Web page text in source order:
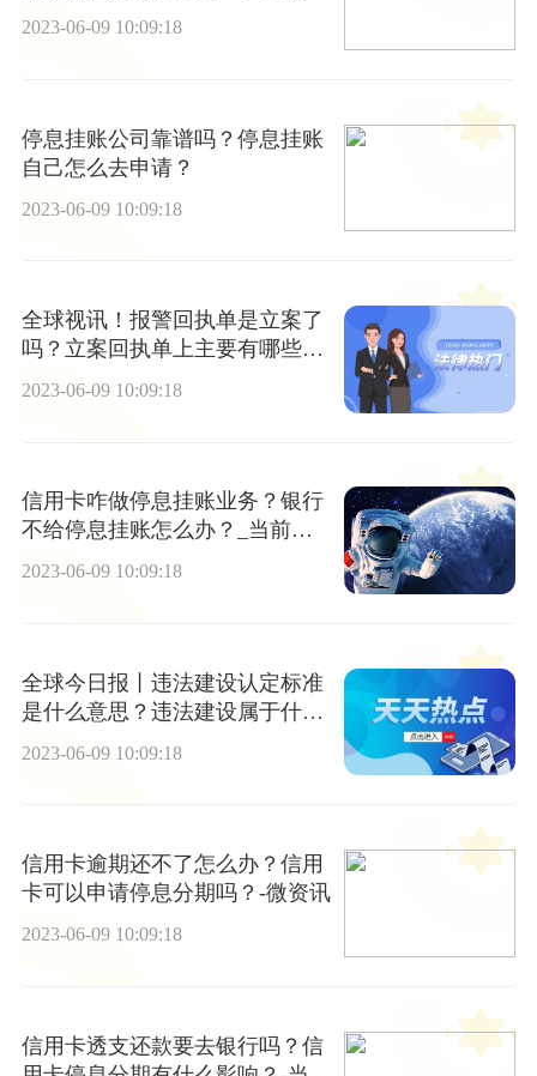
态
2023-06-09 10:09:18
停息挂账公司靠谱吗？停息挂账
自己怎么去申请？
2023-06-09 10:09:18
全球视讯！报警回执单是立案了
吗？立案回执单上主要有哪些内
容？
2023-06-09 10:09:18
信用卡咋做停息挂账业务？银行
不给停息挂账怎么办？_当前视
讯
2023-06-09 10:09:18
全球今日报丨违法建设认定标准
是什么意思？违法建设属于什么
2023-06-09 10:09:18
信用卡逾期还不了怎么办？信用
卡可以申请停息分期吗？-微资讯
2023-06-09 10:09:18
信用卡透支还款要去银行吗？信